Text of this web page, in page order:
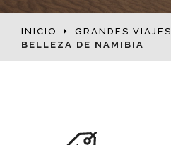
INICIO GRANDES VIAJES
BELLEZA DE NAMIBIA